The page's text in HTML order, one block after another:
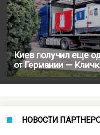
Киев получил еще
от Германии —
НОВОСТИ